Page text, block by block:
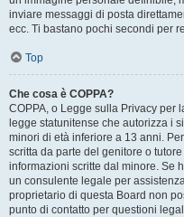
inviare messaggi di posta
ecc. Ti bastano pochi secondi per
Top
Che cosa è COPPA?
COPPA, o Legge sulla Privacy per
legge statunitense che autorizza i
minori di età inferiore a 13 anni.
scritta da parte del genitore o
informazioni scritte dal minore. Se
un consulente legale per
proprietario di questa Board non
punto di contatto per questioni